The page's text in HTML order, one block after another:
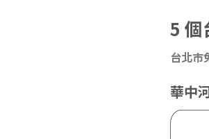
5 個
台北市
華中